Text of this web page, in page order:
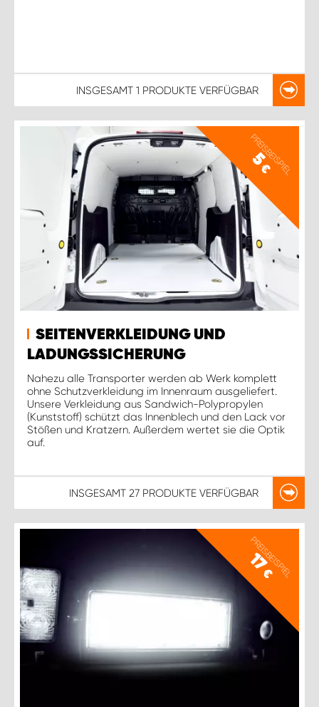
INSGESAMT 1 PRODUKTE VERFÜGBAR
PREISBEISPIEL
5
€
SEITENVERKLEIDUNG UND
LADUNGSSICHERUNG
Nahezu alle Transporter werden ab Werk komplett
ohne Schutzverkleidung im Innenraum ausgeliefert.
Unsere Verkleidung aus Sandwich-Polypropylen
(Kunststoff) schützt das Innenblech und den Lack vor
Stößen und Kratzern. Außerdem wertet sie die Optik
auf.
INSGESAMT 27 PRODUKTE VERFÜGBAR
PREISBEISPIEL
17
€